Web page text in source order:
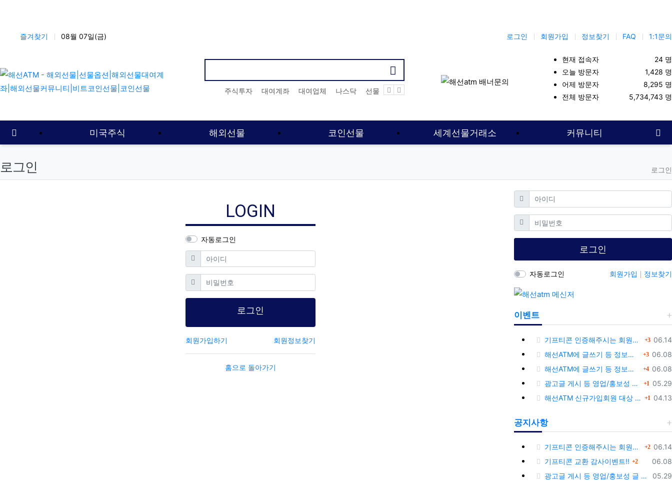
상단 네비
즐겨찾기 08월 07일(금) 로그인 회원가입 정보찾기 FAQ 1:1문의
인기검색어
주식투자 대여계좌 대여업체 나스닥 선물옵션커뮤니티 해선사이트 해외선물보증업체 해
현재 접속자
24 명
오늘 방문자
1,428 명
어제 방문자
8,295 명
전체 방문자
5,734,743 명
메인 메뉴 미국주식 해외선물 코인선물 세계선물거래소 커뮤니티
홈으로
로그인 로그인
LOGIN
자동로그인
아이디
필수
비밀번호필수
로그인
회원가입하기 회원정보찾기
홈으로 돌아가기
아이디 필수
비밀번호필수
로그인
자동로그인 회원가입 정보찾기
이벤트
등록
06.14
기프티콘 인증해주시는 회원님께 추가 포인트 쏩니다!! 3댓글
등록일
06.08
해선ATM에 글쓰기 등 정보공유글 남기고 기프티콘 받자! 3댓글
등록일
06.08
해선ATM에 글쓰기 등 정보공유글 남기고 기프티콘 받자! 4댓글
등록
05.29
광고글 게시 등 영업/홍보성 글 삭제 및 제제대상입니다. 1 댓글
등록
04.13
해선ATM 신규가입회원 대상 이벤트 안내 1 댓글
공지사항
등록
06.14
기프티콘 인증해주시는 회원님께 추가 포인트 쏩니다!! 2댓글
등록일
06.08
기프티콘 교환 감사이벤트!! 2댓글
등록
05.29
광고글 게시 등 영업/홍보성 글 삭제 및 제제대상입니다.